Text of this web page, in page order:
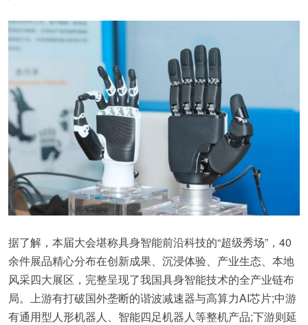
据了解，本届大会堪称具身智能前沿科技的“超级秀场”，40
余件展品精心分布在创新成果、沉浸体验、产业生态、本地
风采四大展区，完整呈现了我国具身智能技术的全产业链布
局。上游有打破国外垄断的谐波减速器与高算力AI芯片;中游
有通用型人形机器人、智能四足机器人等整机产品;下游则延